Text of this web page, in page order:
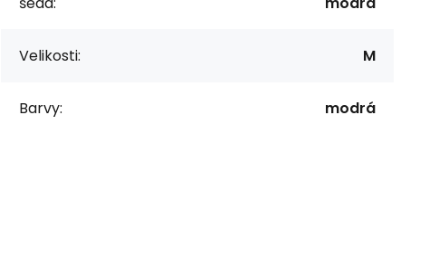
Velikosti: M
Barvy: modrá